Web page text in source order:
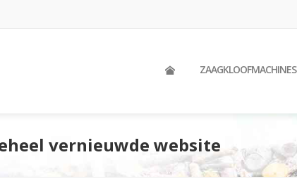
ZAAGKLOOFMACHINES
vernieuwde website